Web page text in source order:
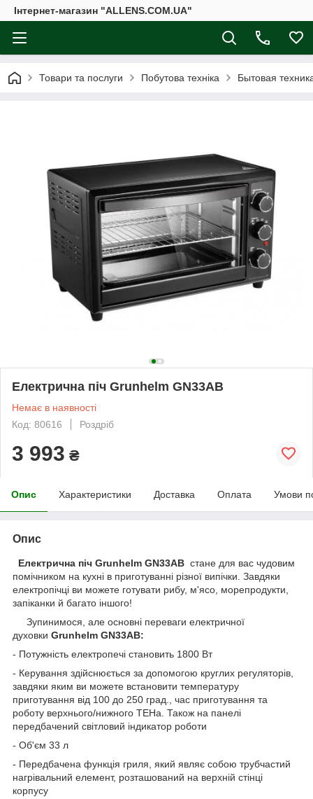
Інтернет-магазин "ALLENS.COM.UA"
Товари та послуги Побутова техніка Бытовая
Електрична піч Grunhelm GN33AB
Немає в наявності
Код: 80616
Роздріб
3 993 ₴
Опис Характеристики Доставка Оплата Умови
Опис
Електрична піч Grunhelm GN33AB стане для вас чудовим
помічником на кухні в приготуванні різної випічки. Завдяки
електропічці ви можете готувати рибу, м'ясо, морепродукти,
запіканки й багато іншого!
Зупинимося, але основні переваги електричної
духовки Grunhelm GN33AB:
- Потужність електропечі становить 1800 Вт
- Керування здійснюється за допомогою круглих регуляторів,
завдяки яким ви можете встановити температуру
приготування від 100 до 250 град., час приготування та
роботу верхнього/нижного ТЕНа. Також на панелі
передбачений світловий індикатор роботи
- Об'єм 33 л
- Передбачена функція гриля, який являє собою трубчастий
нагрівальний елемент, розташований на верхній стінці
корпусу